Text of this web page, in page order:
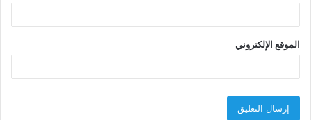
الموقع الإلكتروني